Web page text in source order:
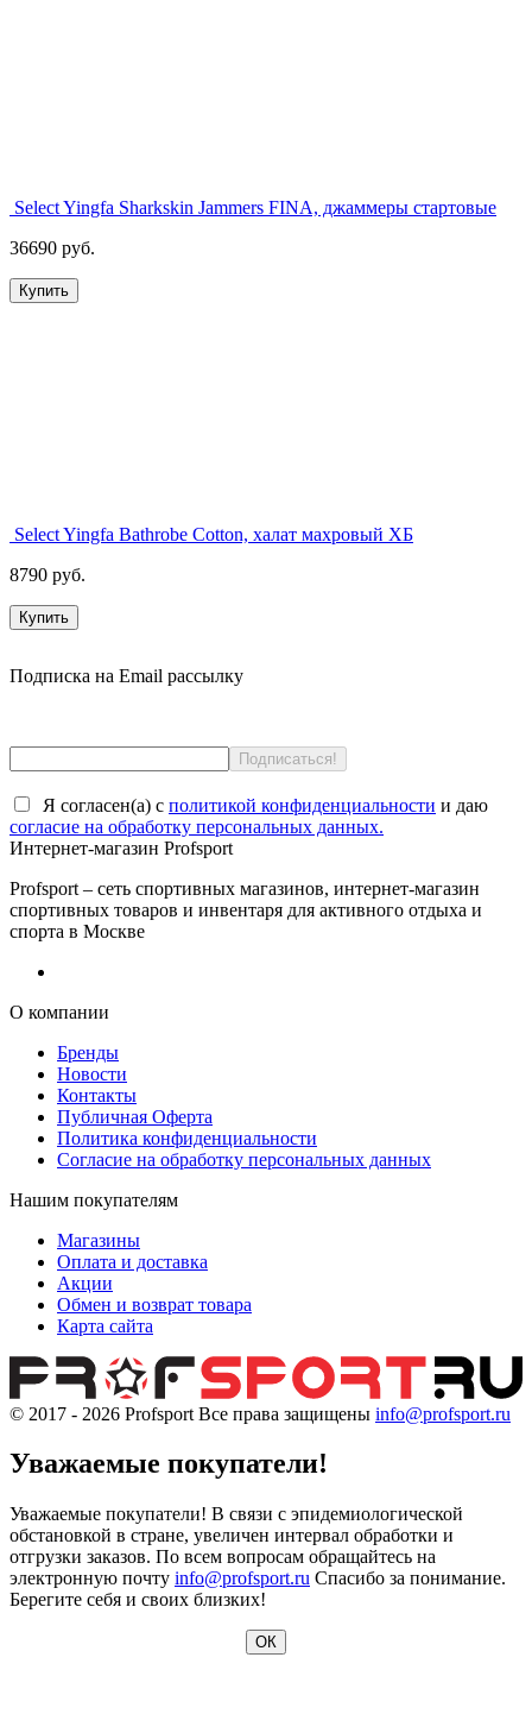
Select Yingfa Sharkskin Jammers FINA, джаммеры стартовые
36690 руб.
Купить
Select Yingfa Bathrobe Cotton, халат махровый ХБ
8790 руб.
Купить
Подписка на Email рассылку
Я согласен(a) с политикой конфиденциальности и даю
согласие на обработку персональных данных.
Интернет-магазин Profsport
Profsport – сеть спортивных магазинов, интернет-магазин
спортивных товаров и инвентаря для активного отдыха и
спорта в Москве
О компании
Бренды
Новости
Контакты
Публичная Оферта
Политика конфиденциальности
Согласие на обработку персональных данных
Нашим покупателям
Магазины
Оплата и доставка
Акции
Обмен и возврат товара
Карта сайта
© 2017 - 2026 Profsport Все права защищены info@profsport.ru
Уважаемые покупатели!
Уважаемые покупатели! В связи с эпидемиологической
обстановкой в стране, увеличен интервал обработки и
отгрузки заказов. По всем вопросам обращайтесь на
электронную почту info@profsport.ru Спасибо за понимание.
Берегите себя и своих близких!
ОК